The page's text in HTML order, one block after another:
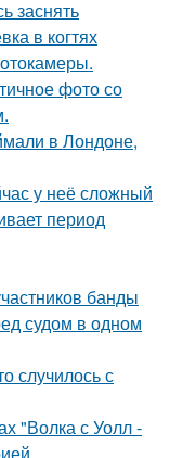
заснять
в когтях
фото со
в Лондоне,
у неё сложный
период
банды
судом в одном
случилось с
"Волка с Уолл -